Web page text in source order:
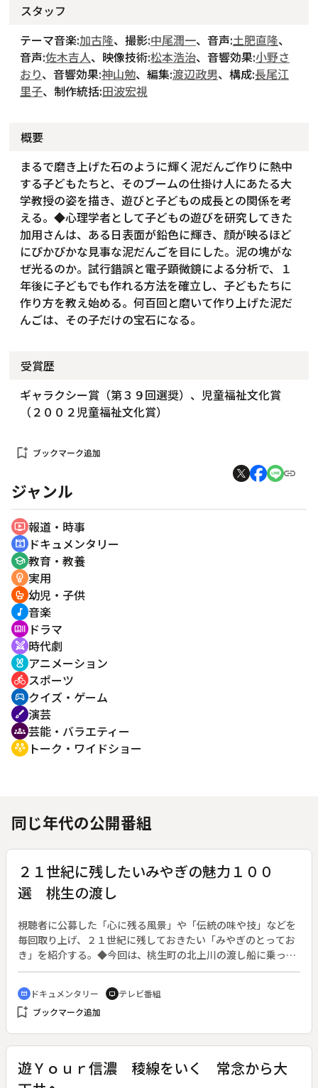
スタッフ
テーマ音楽:加古隆、撮影:中尾潤一、音声:土肥直隆、
音声:佐木吉人、映像技術:松本浩治、音響効果:小野さ
おり、音響効果:神山勉、編集:渡辺政男、構成:長尾江
里子、制作統括:田波宏視
概要
まるで磨き上げた石のように輝く泥だんご作りに熱中
する子どもたちと、そのブームの仕掛け人にあたる大
学教授の姿を描き、遊びと子どもの成長との関係を考
える。◆心理学者として子どもの遊びを研究してきた
加用さんは、ある日表面が鉛色に輝き、顔が映るほど
にぴかぴかな見事な泥だんごを目にした。泥の塊がな
ぜ光るのか。試行錯誤と電子顕微鏡による分析で、１
年後に子どもでも作れる方法を確立し、子どもたちに
作り方を教え始める。何百回と磨いて作り上げた泥だ
んごは、その子だけの宝石になる。
受賞歴
ギャラクシー賞（第３９回選奨）、児童福祉文化賞
（２００２児童福祉文化賞）
bookmark_add ブックマーク追加
ジャンル
ondemand_video 報道・時事
cinematic_blur ドキュメンタリー
school 教育・教養
emoji_objects 実用
crib 幼児・子供
music_note 音楽
recent_actors ドラマ
swords 時代劇
cruelty_free アニメーション
directions_bike スポーツ
sports_esports クイズ・ゲーム
brush 演芸
groups 芸能・バラエティー
adaptive_audio_mic トーク・ワイドショー
同じ年代の公開番組
２１世紀に残したいみやぎの魅力１００
選 桃生の渡し
視聴者に公募した「心に残る風景」や「伝統の味や技」などを
毎回取り上げ、２１世紀に残しておきたい「みやぎのとってお
き」を紹介する。◆今回は、桃生町の北上川の渡し船に乗って
みる。
cinematic_blur ドキュメンタリー tv テレビ番組
bookmark_add ブックマーク追加
遊Ｙｏｕｒ信濃 稜線をいく 常念から大